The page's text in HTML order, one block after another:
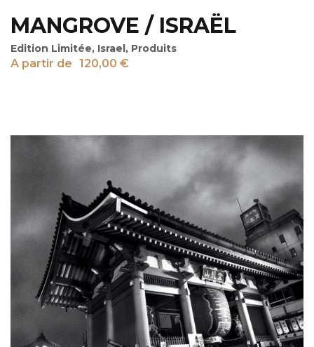
MANGROVE / ISRAËL
Edition Limitée, Israel, Produits
A partir de 120,00 €